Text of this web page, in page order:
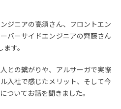
ジニアの高須さん、フロントエン
バーサイドエンジニアの齊藤さん
す。
との繋がりや、アルサーガで実際
入社で感じたメリット、そして今
ついてお話を聞きました。